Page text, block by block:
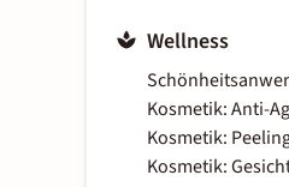
Wellness
Kosmetik: Anti-
Kosmetik:
Kosmetik: